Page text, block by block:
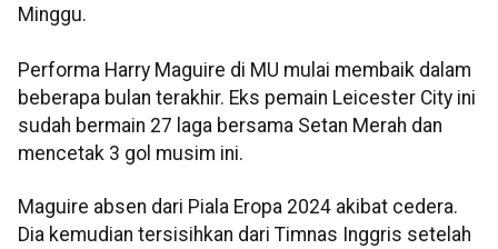
Minggu.
Performa Harry Maguire di MU mulai membaik dalam
beberapa bulan terakhir. Eks pemain Leicester City ini
sudah bermain 27 laga bersama Setan Merah dan
mencetak 3 gol musim ini.
Maguire absen dari Piala Eropa 2024 akibat cedera.
Dia kemudian tersisihkan dari Timnas Inggris setelah